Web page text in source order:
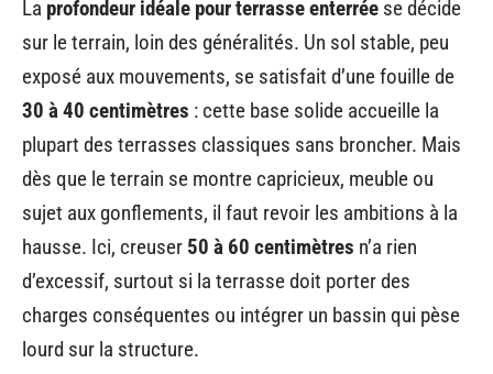
La profondeur idéale pour terrasse enterrée se décide
sur le terrain, loin des généralités. Un sol stable, peu
exposé aux mouvements, se satisfait d’une fouille de
30 à 40 centimètres : cette base solide accueille la
plupart des terrasses classiques sans broncher. Mais
dès que le terrain se montre capricieux, meuble ou
sujet aux gonflements, il faut revoir les ambitions à la
hausse. Ici, creuser 50 à 60 centimètres n’a rien
d’excessif, surtout si la terrasse doit porter des
charges conséquentes ou intégrer un bassin qui pèse
lourd sur la structure.